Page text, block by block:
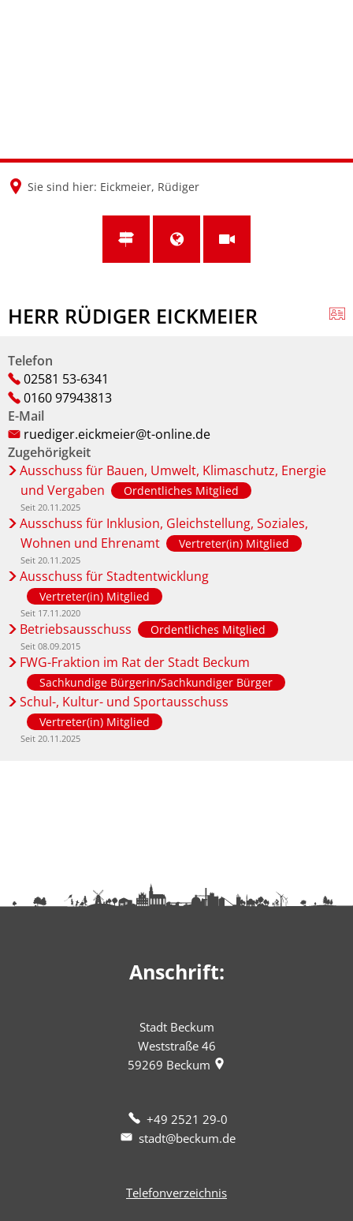
Sie sind hier: Eickmeier, Rüdiger
HERR RÜDIGER EICKMEIER
Telefon
02581 53-6341
0160 97943813
E-Mail
ruediger.eickmeier@t-online.de
Zugehörigkeit
Ausschuss für Bauen, Umwelt, Klimaschutz, Energie
und Vergaben
Ordentliches Mitglied
Seit 20.11.2025
Ausschuss für Inklusion, Gleichstellung, Soziales,
Wohnen und Ehrenamt
Vertreter(in) Mitglied
Seit 20.11.2025
Ausschuss für Stadtentwicklung
Vertreter(in) Mitglied
Seit 17.11.2020
Betriebsausschuss Ordentliches Mitglied
Seit 08.09.2015
FWG-Fraktion im Rat der Stadt Beckum
Sachkundige Bürgerin/Sachkundiger Bürger
Schul-, Kultur- und Sportausschuss
Vertreter(in) Mitglied
Seit 20.11.2025
Anschrift:
Stadt Beckum
Weststraße 46
59269 Beckum
+49 2521 29-0
stadt@beckum.de
Telefonverzeichnis